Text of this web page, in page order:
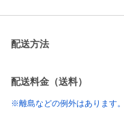
配送方法
配送料金（送料）
※離島などの例外はあります